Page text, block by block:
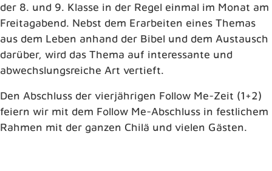
der 8. und 9. Klasse in der Regel einmal im Monat am
Freitagabend. Nebst dem Erarbeiten eines Themas
aus dem Leben anhand der Bibel und dem Austausch
darüber, wird das Thema auf interessante und
abwechslungsreiche Art vertieft.
Den Abschluss der vierjährigen Follow Me-Zeit (1+2)
feiern wir mit dem Follow Me-Abschluss in festlichem
Rahmen mit der ganzen Chilä und vielen Gästen.